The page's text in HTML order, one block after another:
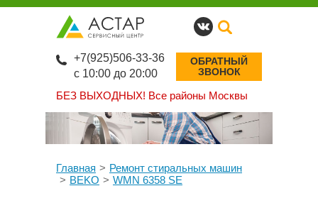
БЕЗ ВЫХОДНЫХ! Все районы Москвы
+7(925)506-33-36
с 10:00 до 20:00
ОБРАТНЫЙ
ЗВОНОК
Главная
Ремонт стиральных машин
BEKO
WMN 6358 SE